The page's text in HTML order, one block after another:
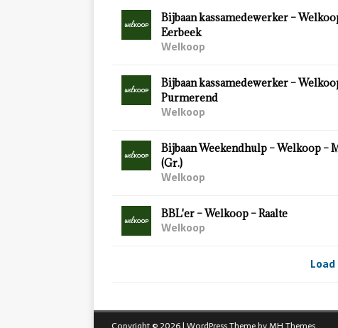
Bijbaan kassamedewerker –
Eerbeek
Welkoop
Bijbaan kassamedewerker –
Purmerend
Welkoop
Bijbaan Weekendhulp – Welkoop –
(Gr.)
Welkoop
BBL'er – Welkoop – Raalte
Welkoop